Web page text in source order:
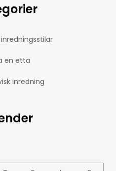
en etta
inredning